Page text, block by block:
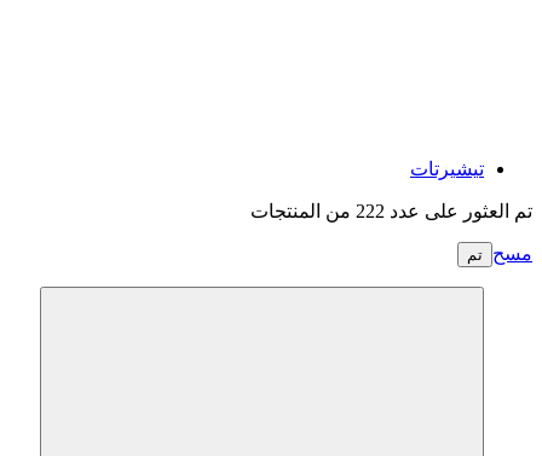
تيشيرتات
تم العثور على عدد 222 من المنتجات
مسح تم